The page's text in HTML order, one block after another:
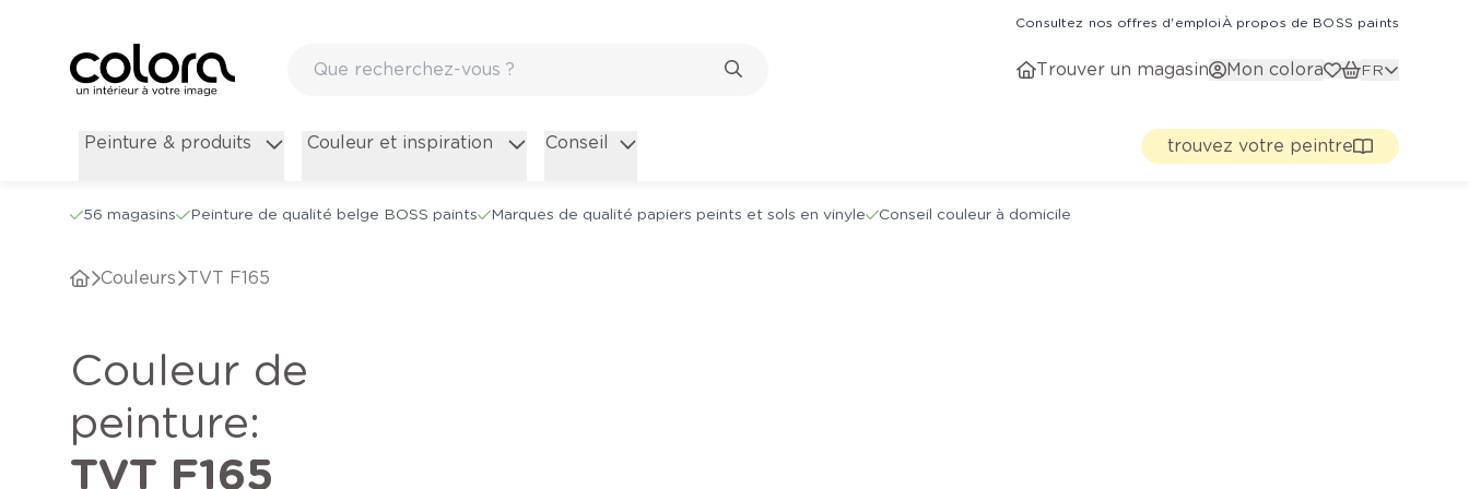
Consultez nos offres d'emploiÀ propos de BOSS paints
Trouver un magasin Mon colora FR
Peinture & produits Couleur et inspiration Conseil trouvez votre peintre
56 magasins Peinture de qualité belge BOSS paints Marques de qualité papiers peints et sols en vinyle Conseil couleur à domicile
Couleurs TVT F165
Couleur de
peinture:
TVT F165